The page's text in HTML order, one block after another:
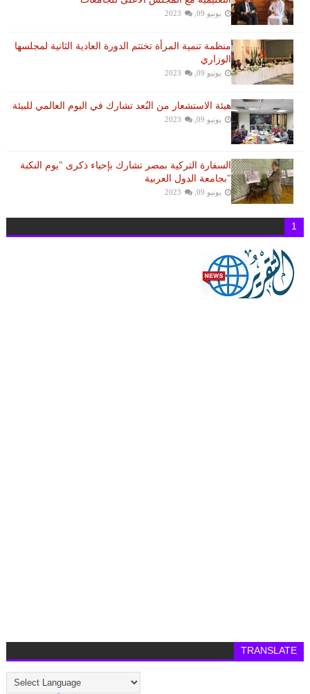
يونيو 09, 2023
منظمة تنمية المرأة تختتم الدورة العادية الثانية لمجلسها
الوزاري
يونيو 09, 2023
هيئة الاستشعار من البُعد تشارك في اليوم العالمي للبيئة
يونيو 09, 2023
السفارة التركية بمصر تشارك بإحياء ذكرى "يوم النكبة
"بجامعة الدول العربية
يونيو 09, 2023
1
TRANSLATE